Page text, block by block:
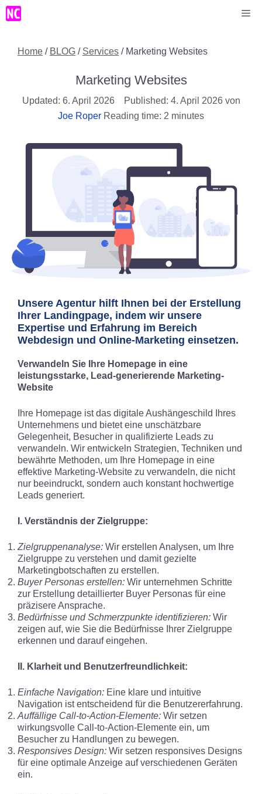
Zum
Inhalt
Home / BLOG / Services / Marketing Websites
Marketing Websites
6. April 2026 4. April 2026 von
Joe Roper Reading time: 2 minutes
Unsere Agentur hilft Ihnen bei der Erstellung
Ihrer Landingpage, indem wir unsere
Expertise und Erfahrung im Bereich
Webdesign und Online-Marketing einsetzen.
Verwandeln Sie Ihre Homepage in eine
leistungsstarke, Lead-generierende Marketing-
Website
Ihre Homepage ist das digitale Aushängeschild Ihres
Unternehmens und bietet eine unschätzbare
Gelegenheit, Besucher in qualifizierte Leads zu
verwandeln. Wir entwickeln Strategien, Techniken und
bewährte Methoden, um Ihre Homepage in eine
effektive Marketing-Website zu verwandeln, die nicht
nur beeindruckt, sondern auch konstant hochwertige
Leads generiert.
I. Verständnis der Zielgruppe:
Zielgruppenanalyse: Wir erstellen Analysen, um Ihre
Zielgruppe zu verstehen und damit gezielte
Marketingbotschaften zu erstellen.
Buyer Personas erstellen: Wir unternehmen Schritte
zur Erstellung detaillierter Buyer Personas für eine
präzisere Ansprache.
Bedürfnisse und Schmerzpunkte identifizieren: Wir
zeigen auf, wie Sie die Bedürfnisse Ihrer Zielgruppe
erkennen und darauf eingehen.
II. Klarheit und Benutzerfreundlichkeit:
Einfache Navigation: Eine klare und intuitive
Navigation ist entscheidend für die Benutzererfahrung.
Auffällige Call-to-Action-Elemente: Wir setzen
wirkungsvolle Call-to-Action-Elemente ein, um
Besucher zu Handlungen zu bewegen.
Responsives Design: Wir setzen responsives Designs
für eine optimale Anzeige auf verschiedenen Geräten
ein.